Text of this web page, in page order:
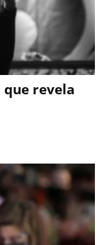
que revela